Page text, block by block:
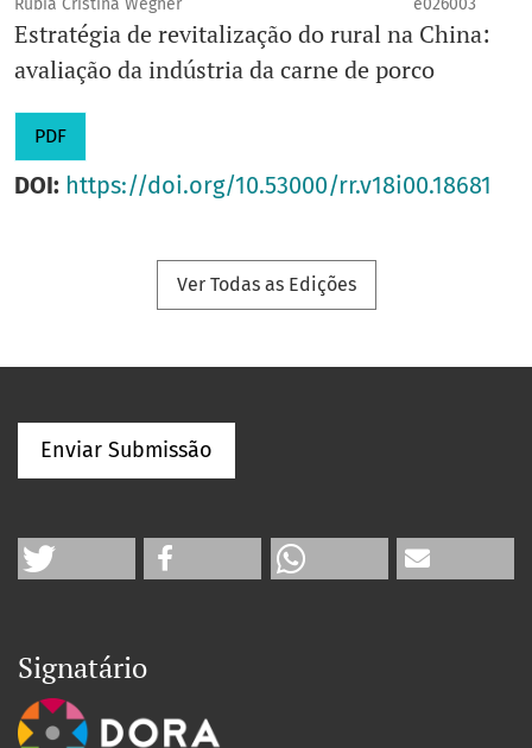
Rubia Cristina Wegner e026003
Estratégia de revitalização do rural na China:
avaliação da indústria da carne de porco
PDF
DOI: https://doi.org/10.53000/rr.v18i00.18681
Ver Todas as Edições
Enviar Submissão
Signatário